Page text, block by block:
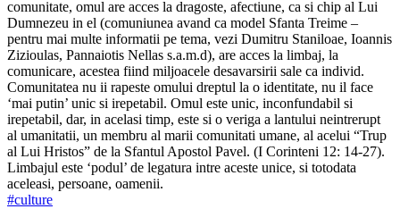
comunitate, omul are acces la dragoste, afectiune, ca si chip al Lui
Dumnezeu in el (comuniunea avand ca model Sfanta Treime –
pentru mai multe informatii pe tema, vezi Dumitru Staniloae, Ioannis
Zizioulas, Pannaiotis Nellas s.a.m.d), are acces la limbaj, la
comunicare, acestea fiind miljoacele desavarsirii sale ca individ.
Comunitatea nu ii rapeste omului dreptul la o identitate, nu il face
‘mai putin’ unic si irepetabil. Omul este unic, inconfundabil si
irepetabil, dar, in acelasi timp, este si o veriga a lantului neintrerupt
al umanitatii, un membru al marii comunitati umane, al acelui “Trup
al Lui Hristos” de la Sfantul Apostol Pavel. (I Corinteni 12: 14-27).
Limbajul este ‘podul’ de legatura intre aceste unice, si totodata
aceleasi, persoane, oamenii.
#culture